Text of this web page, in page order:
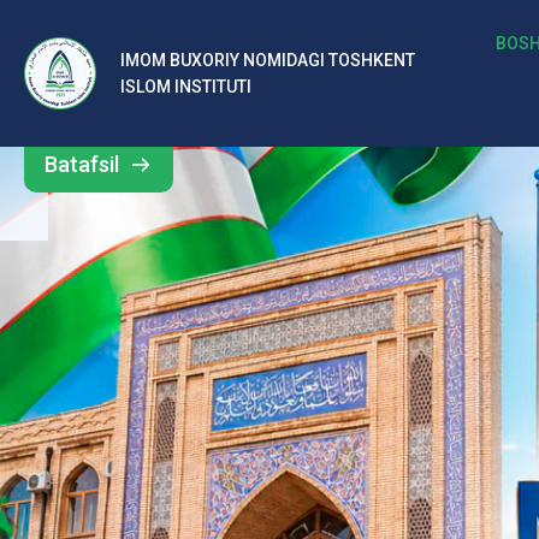
IMOM BUXORIY NOMIDAGI TOSHKENT
ISLOM INSTITUTI
b
al
ar
o‘
rt
a
si
d
Barcha
yangiliklar
Batafsil